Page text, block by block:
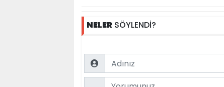
NELER SÖYLENDİ?
Name
Comment